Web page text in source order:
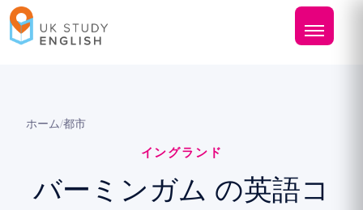
ホーム/都市
イングランド
バーミンガム の英語コ